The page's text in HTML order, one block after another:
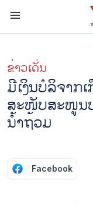
ຂ່າວເດັ່ນ
ມີເງິນບໍລິຈາກ
ສະໜັບສະໜູນ
ນ້ຳຖ້ວມ
Facebook